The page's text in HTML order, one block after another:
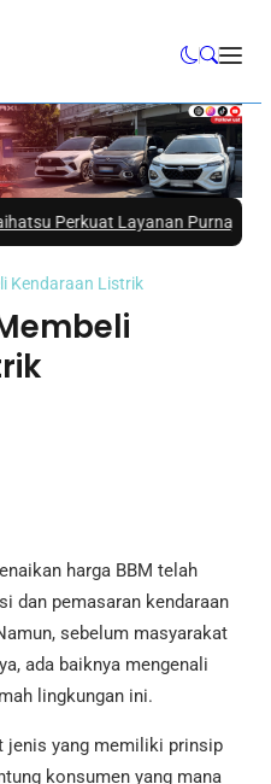
Layanan Purnajual| #3 -
Kendaraan Listrik
harga BBM telah
dan pemasaran kendaraan
sebelum masyarakat
ada baiknya mengenali
lingkungan ini.
jenis yang memiliki prinsip
konsumen yang mana